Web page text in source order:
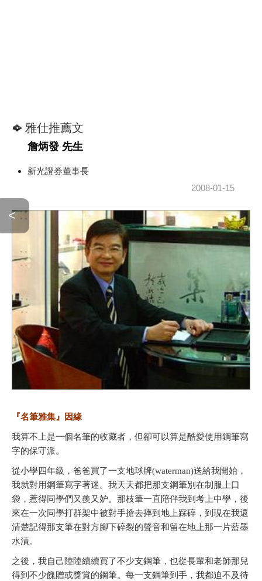
雅仕推薦文
詹炳發 先生
新光證券董事長
2008-01-15
<
『名筆雅集』因緣
我算不上是一個名筆的收藏者，但卻可以算是酷愛使用鋼筆寫
字的保守派。
從小學四年級，爸爸買了一支地球牌(waterman)送給我開始，
我就對用鋼筆寫字著迷。我天天都把那支鋼筆別在制服上口
袋，惹得同學們又羨又妒。那枝筆一直陪伴我到考上中學，後
來在一次同學打群架中被對手搶去摔到地上踩碎，到現在我還
清楚記得那支筆在對方腳下碎裂的聲音和留在地上那一片藍墨
水漬。
之後，我自己陸陸續續買了不少支鋼筆，也從長輩和老師那兒
得到不少餽贈或獎賞的鋼筆。每一支鋼筆到手，我都迫不及待